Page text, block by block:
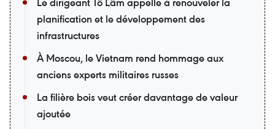
planification et le développement des
infrastructures
À Moscou, le Vietnam rend hommage aux
anciens experts militaires russes
La filière bois veut créer davantage de valeur
ajoutée